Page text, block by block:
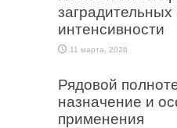
интенсивности
11 марта, 2026
Рядовой
назначение и
применения